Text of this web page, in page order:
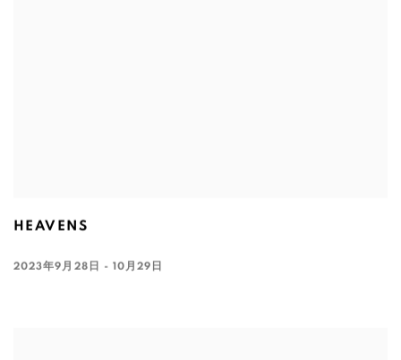
HEAVENS
2023年9月28日 - 10月29日